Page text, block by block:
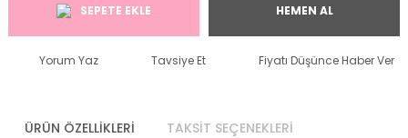
SEPETE EKLE HEMEN AL
Yorum Yaz Tavsiye Et Fiyatı Düşünce Haber Ver
ÜRÜN ÖZELLİKLERİ TAKSİT SEÇENEKLERİ